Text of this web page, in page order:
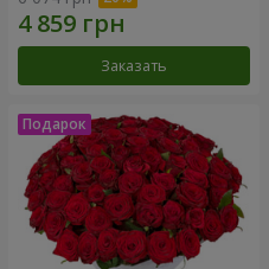
Заказать